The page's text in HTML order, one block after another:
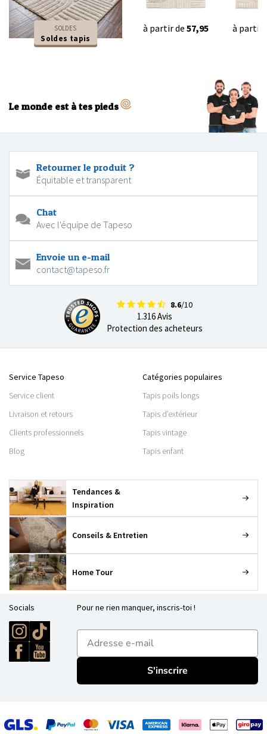
SOLDES
Soldes tapis
à partir de 57,95 à partir
Le monde est à tes pieds
Retourner le produit ?
Équitable et transparent
Chat
Avec l'équipe de Tapeso
Envoie un e-mail
contact@tapeso.fr
8.6/10
1.316 Avis
Protection des acheteurs
Service Tapeso
Service client
Livraison et retours
Clients professionnels
Blog
Catégories populaires
Tapis poils longs
Tapis d’extérieur
Tapis vintage
Tapis enfant
Tendances &
Inspiration
Conseils & Entretien
Home Tour
Socials Pour ne rien manquer, inscris-toi !
E-mailadres
S'inscrire